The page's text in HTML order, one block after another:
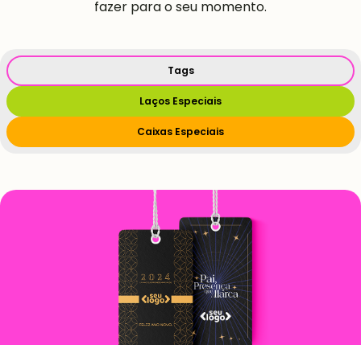
fazer para o seu momento.
Tags
Laços Especiais
Caixas Especiais